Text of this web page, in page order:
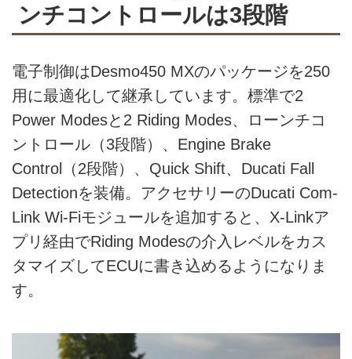
ンチコントロールは3段階
電子制御はDesmo450 MXのパッケージを250
用に最適化して継承しています。標準で2
Power Modesと2 Riding Modes、ローンチコ
ントロール（3段階）、Engine Brake
Control（2段階）、Quick Shift、Ducati Fall
Detectionを装備。アクセサリーのDucati Com-
Link Wi-Fiモジュールを追加すると、X-Linkア
プリ経由でRiding Modesの介入レベルをカス
タマイズしてECUに書き込めるようになりま
す。